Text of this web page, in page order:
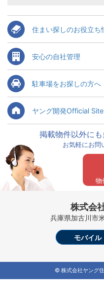
住まい探しのお役立ち
安心の自社管理
駐車場をお探しの方へ
ヤング開発Official Site
掲載物件以外にも
お気軽にお問
物
株式会
兵庫県加古川市
モバイル
© 株式会社ヤング